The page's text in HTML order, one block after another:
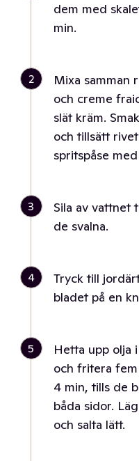
dem med
min.
2
Mixa samman
och creme
slät kräm.
och tillsätt
spritspåse
3
Sila av vattnet
de svalna.
4
Tryck till
bladet på en
5
Hetta upp olja
och fritera
4 min, tills de
båda sidor.
och salta lätt.